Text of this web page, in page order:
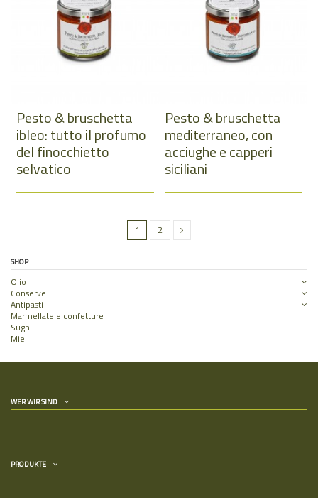
Pesto & bruschetta
ibleo: tutto il profumo
del finocchietto
selvatico
Pesto & bruschetta
mediterraneo, con
acciughe e capperi
siciliani
1 2
SHOP
Olio
Conserve
Antipasti
Marmellate e confetture
Sughi
Mieli
WER WIR SIND
PRODUKTE